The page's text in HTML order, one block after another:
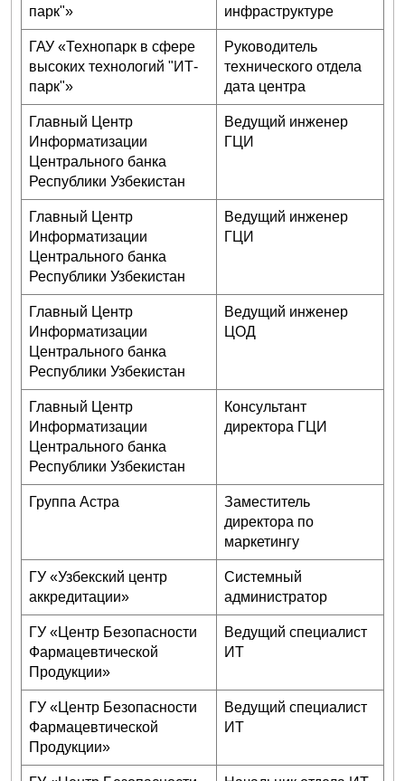
парк"»
инфраструктуре
ГАУ «Технопарк в сфере
высоких технологий "ИТ-
парк"»
Руководитель
технического отдела
дата центра
Главный Центр
Информатизации
Центрального банка
Республики Узбекистан
Ведущий инженер
ГЦИ
Главный Центр
Информатизации
Центрального банка
Республики Узбекистан
Ведущий инженер
ГЦИ
Главный Центр
Информатизации
Центрального банка
Республики Узбекистан
Ведущий инженер
ЦОД
Главный Центр
Информатизации
Центрального банка
Республики Узбекистан
Консультант
директора ГЦИ
Группа Астра
Заместитель
директора по
маркетингу
ГУ «Узбекский центр
аккредитации»
Системный
администратор
ГУ «Центр Безопасности
Фармацевтической
Продукции»
Ведущий специалист
ИТ
ГУ «Центр Безопасности
Фармацевтической
Продукции»
Ведущий специалист
ИТ